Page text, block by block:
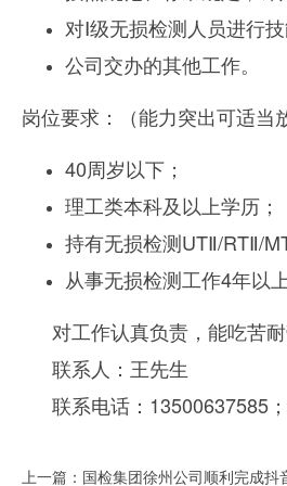
对Ⅰ级无损检测人员进行
公司交办的其他工作。
岗位要求：
（能力突出可适当
40周岁以下；
理工类本科及以上学历；
持有无损检测UTⅡ/RTⅡ/
从事无损检测工作4年以
对工作认真负责，能吃苦
联系人：王先生
联系电话： 13500637585；
上一篇：国检集团徐州公司顺利完成